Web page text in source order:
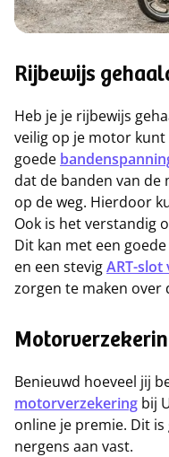
Rijbewijs
Heb je je rijbewijs
veilig op je motor
goede
dat de banden van
op de weg. Hierdoor
Ook is het verstandig
Dit kan met een goede
en een stevigART-
zorgen te maken over
Benieuwd hoeveel jij
motorverzekering bij
online je premie. Dit
nergens aan vast.